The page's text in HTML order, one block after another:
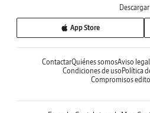
App Store
ContactarQuiénes somosAviso legal
Condiciones de uso Política
Compromisos